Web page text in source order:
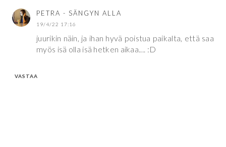
PETRA - SÄNGYN ALLA
19/4/22 17:16
juurikin näin, ja ihan hyvä poistua paikalta, että saa
myös isä olla isä hetken aikaa.... :D
VASTAA